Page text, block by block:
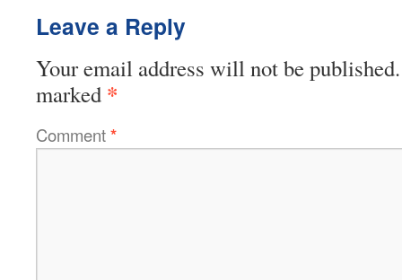
Leave a Reply
Your email address will not be published.
marked *
Comment*